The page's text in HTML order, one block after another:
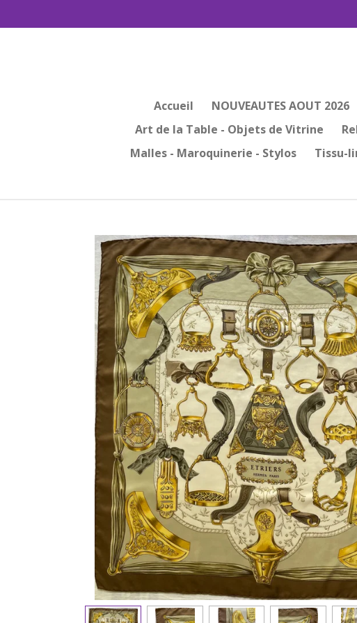
au
Accueil NOUVEAUTES AOUT 2026
Art de la Table - Objets de Vitrine
Malles - Maroquinerie - Stylos
Tissu-